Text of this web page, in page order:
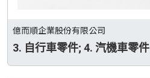
億而順企業股份有限公司
3. 自行車零件; 4. 汽機車零件